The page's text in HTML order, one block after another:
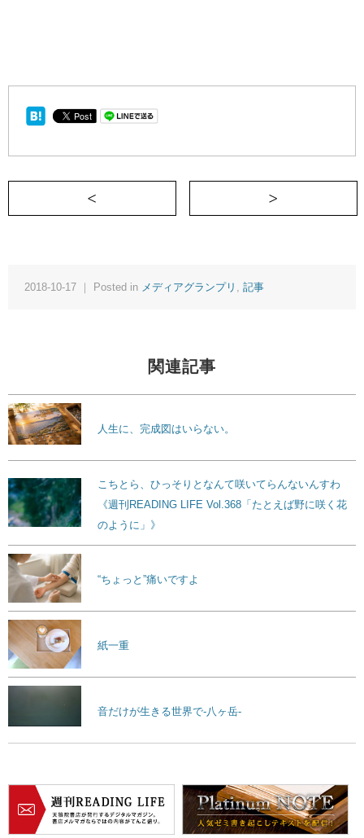
＜ 世間との「相違」は最高の武器となった
2018-10-17 ｜ Posted in メディアグランプリ 記事
関連記事
人生に、完成図はいらない。
こちとら、ひっそりとなんて咲いてらんないんすわ
《週刊READING LIFE Vol.368「たとえば野に咲く花
のように」》
“ちょっと”痛いですよ
紙一重
音だけが生きる世界で-八ヶ岳-